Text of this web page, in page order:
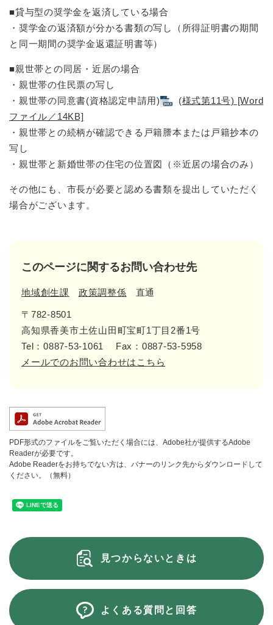
■貸与型の奨学金を返済している場合
・奨学金の返済額が分かる書類の写し（所得証明書の期間
と同一期間の奨学金返還証明書等）
■親世帯との同居・近居の場合
・親世帯の住民票の写し
・親世帯の同意書(資格認定申請用)
(様式第11号) [Word
ファイル／14KB]
・親世帯との続柄が確認できる戸籍謄本または戸籍抄本の
写し
・親世帯と新婚世帯の住宅の位置図（※近居の場合のみ）
​その他にも、市長が必要と認める書類を提出していただく
場合がございます。
このページに関するお問い合わせ先
地域創生課 政策調整係 直通
〒782-8501
高知県香美市土佐山田町宝町1丁目2番1号
Tel：0887-53-1061
Fax：0887-53-5958
メールでのお問い合わせはこちら
PDF形式のファイルをご覧いただく場合には、Adobe社が提供するAdobe
Readerが必要です。
Adobe Readerをお持ちでない方は、バナーのリンク先からダウンロードして
ください。（無料）
見つからないときは
よくある質問と回答